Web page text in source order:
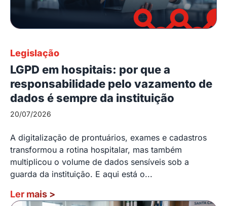
Legislação
LGPD em hospitais: por que a
responsabilidade pelo vazamento de
dados é sempre da instituição
20/07/2026
A digitalização de prontuários, exames e cadastros
transformou a rotina hospitalar, mas também
multiplicou o volume de dados sensíveis sob a
guarda da instituição. E aqui está o...
Ler mais >